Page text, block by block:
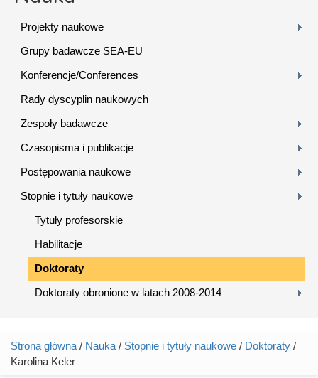
Projekty naukowe
Grupy badawcze SEA-EU
Konferencje/Conferences
Rady dyscyplin naukowych
Zespoły badawcze
Czasopisma i publikacje
Postępowania naukowe
Stopnie i tytuły naukowe
Tytuły profesorskie
Habilitacje
Doktoraty
Doktoraty obronione w latach 2008-2014
Jesteś tutaj
Strona główna / Nauka / Stopnie i tytuły naukowe / Doktoraty /
Karolina Keler